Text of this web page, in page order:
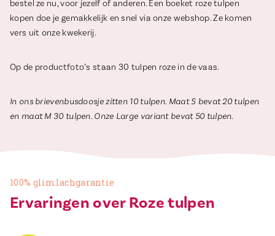
bestel ze nu, voor jezelf of anderen. Een boeket roze tulpen
kopen doe je gemakkelijk en snel via onze webshop. Ze komen
vers uit onze kwekerij.
Op de productfoto’s staan 30 tulpen roze in de vaas.
In ons brievenbusdoosje zitten 10 tulpen. Maat S bevat 20 tulpen
en maat M 30 tulpen. Onze Large variant bevat 50 tulpen.
100% glimlachgarantie
Ervaringen over Roze tulpen